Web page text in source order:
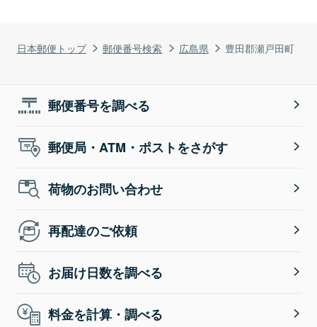
日本郵便トップ 郵便番号検索 広島県 豊田郡瀬戸田町
郵便番号を調べる
郵便局・ATM・ポストをさがす
荷物のお問い合わせ
再配達のご依頼
お届け日数を調べる
料金を計算・調べる